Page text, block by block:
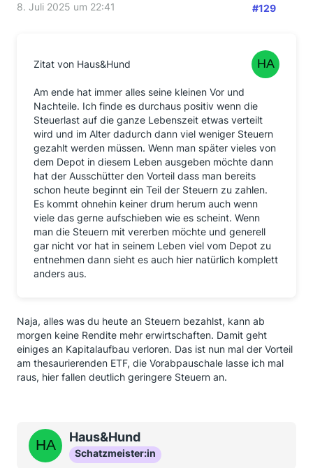
8. Juli 2025 um 22:41 #129
Zitat von Haus&Hund
Am ende hat immer alles seine kleinen Vor und
Nachteile. Ich finde es durchaus positiv wenn die
Steuerlast auf die ganze Lebenszeit etwas verteilt
wird und im Alter dadurch dann viel weniger Steuern
gezahlt werden müssen. Wenn man später vieles von
dem Depot in diesem Leben ausgeben möchte dann
hat der Ausschütter den Vorteil dass man bereits
schon heute beginnt ein Teil der Steuern zu zahlen.
Es kommt ohnehin keiner drum herum auch wenn
viele das gerne aufschieben wie es scheint. Wenn
man die Steuern mit vererben möchte und generell
gar nicht vor hat in seinem Leben viel vom Depot zu
entnehmen dann sieht es auch hier natürlich komplett
anders aus.
Naja, alles was du heute an Steuern bezahlst, kann ab
morgen keine Rendite mehr erwirtschaften. Damit geht
einiges an Kapitalaufbau verloren. Das ist nun mal der Vorteil
am thesaurierenden ETF, die Vorabpauschale lasse ich mal
raus, hier fallen deutlich geringere Steuern an.
Haus&Hund
Schatzmeister:in